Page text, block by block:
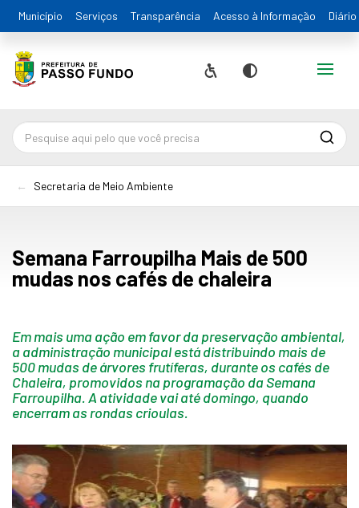
Município Serviços Transparência Acesso à Informação
Acessibilidade
Contraste
Alternar
Secretaria de Meio Ambiente
Semana Farroupilha Mais de 500
mudas nos cafés de chaleira
Em mais uma ação em favor da preservação ambiental,
a administração municipal está distribuindo mais de
500 mudas de árvores frutíferas, durante os cafés de
Chaleira, promovidos na programação da Semana
Farroupilha. A atividade vai até domingo, quando
encerram as rondas crioulas.